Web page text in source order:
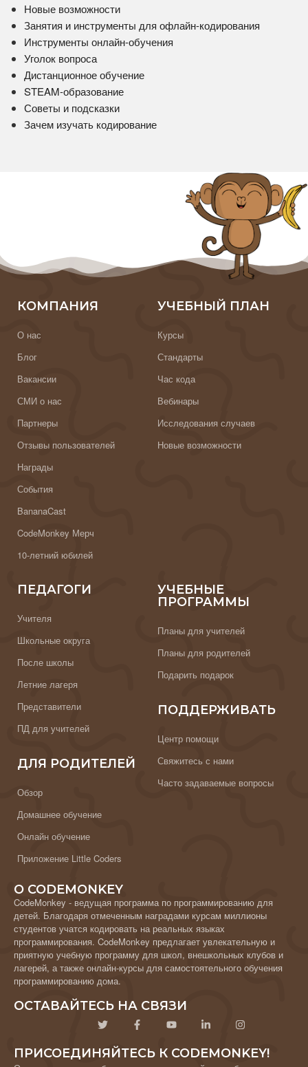
Новые возможности
Занятия и инструменты для офлайн-кодирования
Инструменты онлайн-обучения
Уголок вопроса
Дистанционное обучение
STEAM-образование
Советы и подсказки
Зачем изучать кодирование
КОМПАНИЯ
О нас
Блог
Вакансии
СМИ о нас
Партнеры
Отзывы пользователей
Награды
События
BananaCast
CodeMonkey Мерч
10-летний юбилей
УЧЕБНЫЙ ПЛАН
Курсы
Стандарты
Час кода
Вебинары
Исследования случаев
Новые возможности
ПЕДАГОГИ
Учителя
Школьные округа
После школы
Летние лагеря
Представители
ПД для учителей
ДЛЯ РОДИТЕЛЕЙ
Обзор
Домашнее обучение
Онлайн обучение
Приложение Little Coders
УЧЕБНЫЕ
ПРОГРАММЫ
Планы для учителей
Планы для родителей
Подарить подарок
ПОДДЕРЖИВАТЬ
Центр помощи
Свяжитесь с нами
Часто задаваемые вопросы
О CODEMONKEY
CodeMonkey - ведущая программа по программированию для
детей. Благодаря отмеченным наградами курсам миллионы
студентов учатся кодировать на реальных языках
программирования. CodeMonkey предлагает увлекательную и
приятную учебную программу для школ, внешкольных клубов и
лагерей, а также онлайн-курсы для самостоятельного обучения
программированию дома.
ОСТАВАЙТЕСЬ НА СВЯЗИ
ПРИСОЕДИНЯЙТЕСЬ К CODEMONKEY!